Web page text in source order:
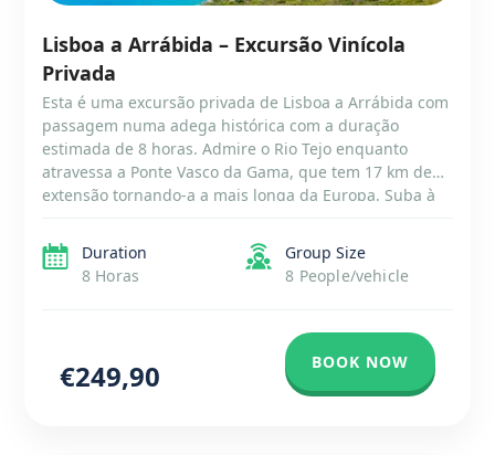
Lisboa a Arrábida – Excursão Vinícola
Privada
Esta é uma excursão privada de Lisboa a Arrábida com
passagem numa adega histórica com a duração
estimada de 8 horas. Admire o Rio Tejo enquanto
atravessa a Ponte Vasco da Gama, que tem 17 km de
extensão tornando-a a mais longa da Europa. Suba à
oportunidade […]
Duration
8 Horas
Group Size
8 People/vehicle
€249,90 BOOK NOW